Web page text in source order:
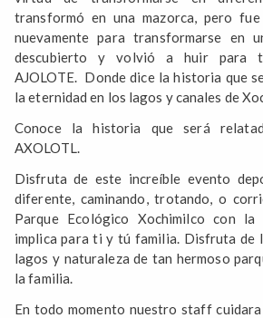
transformó en una mazorca, pero
nuevamente para transformarse en
descubierto y volvió a huir para
AJOLOTE. Donde dice la historia que
la eternidad en los lagos y canales de
Conoce la historia que será
AXOLOTL.
Disfruta de este increíble evento
diferente, caminando, trotando, o
Parque Ecológico Xochimilco con la
implica para ti y tú familia. Disfruta de
lagos y naturaleza de tan hermoso
la familia.
En todo momento nuestro staff